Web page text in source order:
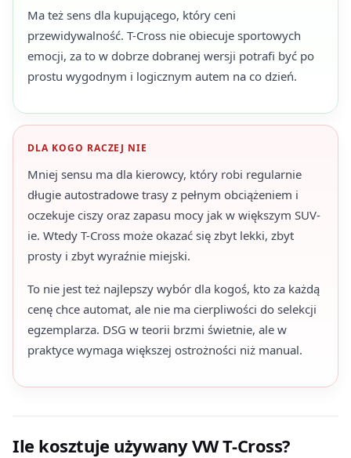
Ma też sens dla kupującego, który ceni
przewidywalność. T-Cross nie obiecuje sportowych
emocji, za to w dobrze dobranej wersji potrafi być po
prostu wygodnym i logicznym autem na co dzień.
DLA KOGO RACZEJ NIE
Mniej sensu ma dla kierowcy, który robi regularnie
długie autostradowe trasy z pełnym obciążeniem i
oczekuje ciszy oraz zapasu mocy jak w większym SUV-
ie. Wtedy T-Cross może okazać się zbyt lekki, zbyt
prosty i zbyt wyraźnie miejski.
To nie jest też najlepszy wybór dla kogoś, kto za każdą
cenę chce automat, ale nie ma cierpliwości do selekcji
egzemplarza. DSG w teorii brzmi świetnie, ale w
praktyce wymaga większej ostrożności niż manual.
Ile kosztuje używany VW T-Cross?